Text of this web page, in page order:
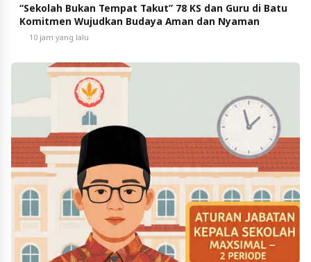
“Sekolah Bukan Tempat Takut” 78 KS dan Guru di Batu
Komitmen Wujudkan Budaya Aman dan Nyaman
10 jam yang lalu